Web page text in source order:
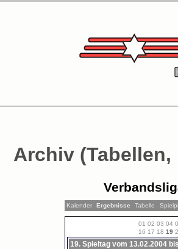
Archiv
Kalender Ergebnisse Tabelle
01 02 03 04
16 17 18 19
19. Spieltag vom 13.02.2004